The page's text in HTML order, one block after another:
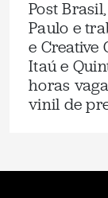
Post
Paulo e
e Creative
Itaú e
horas
vinil de